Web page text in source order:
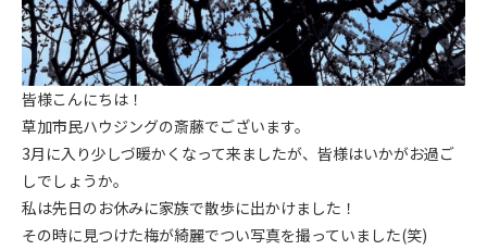
皆様こんにちは！
草加市民ハウジングの斎藤でございます。
3月に入り少しづ暖かくなって来ましたが、皆様はいかがお過ご
しでしょうか。
私は先日のお休みに家族で散歩に出かけました！
その時に見つけた梅が綺麗でつい写真を撮っていました(笑)